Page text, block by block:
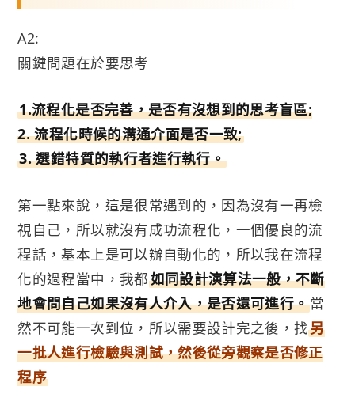
A2:
關鍵問題在於要思考
1.流程化是否完善，是否有沒想到的思考盲區;
2. 流程化時候的溝通介面是否一致;
3. 選錯特質的執行者進行執行。
第一點來說，這是很常遇到的，因為沒有一再檢
視自己，所以就沒有成功流程化，一個優良的流
程話，基本上是可以辦自動化的，所以我在流程
化的過程當中，我都如同設計演算法一般，不斷
地會問自己如果沒有人介入，是否還可進行。當
然不可能一次到位，所以需要設計完之後，找另
一批人進行檢驗與測試，然後從旁觀察是否修正
程序